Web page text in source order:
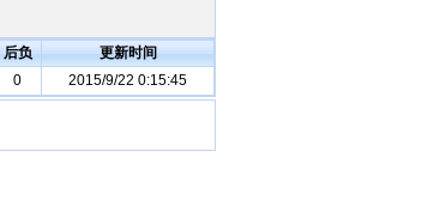
后负
更新时间
0 2015/9/22 0:15:45